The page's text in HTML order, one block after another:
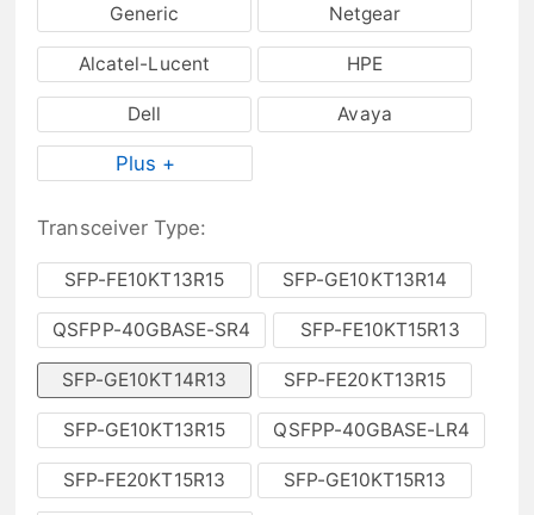
Generic Netgear
Alcatel-Lucent HPE
Dell Avaya
Plus +
Transceiver Type:
SFP-FE10KT13R15 SFP-GE10KT13R14
QSFPP-40GBASE-SR4 SFP-FE10KT15R13
SFP-GE10KT14R13 SFP-FE20KT13R15
SFP-GE10KT13R15 QSFPP-40GBASE-LR4
SFP-FE20KT15R13 SFP-GE10KT15R13